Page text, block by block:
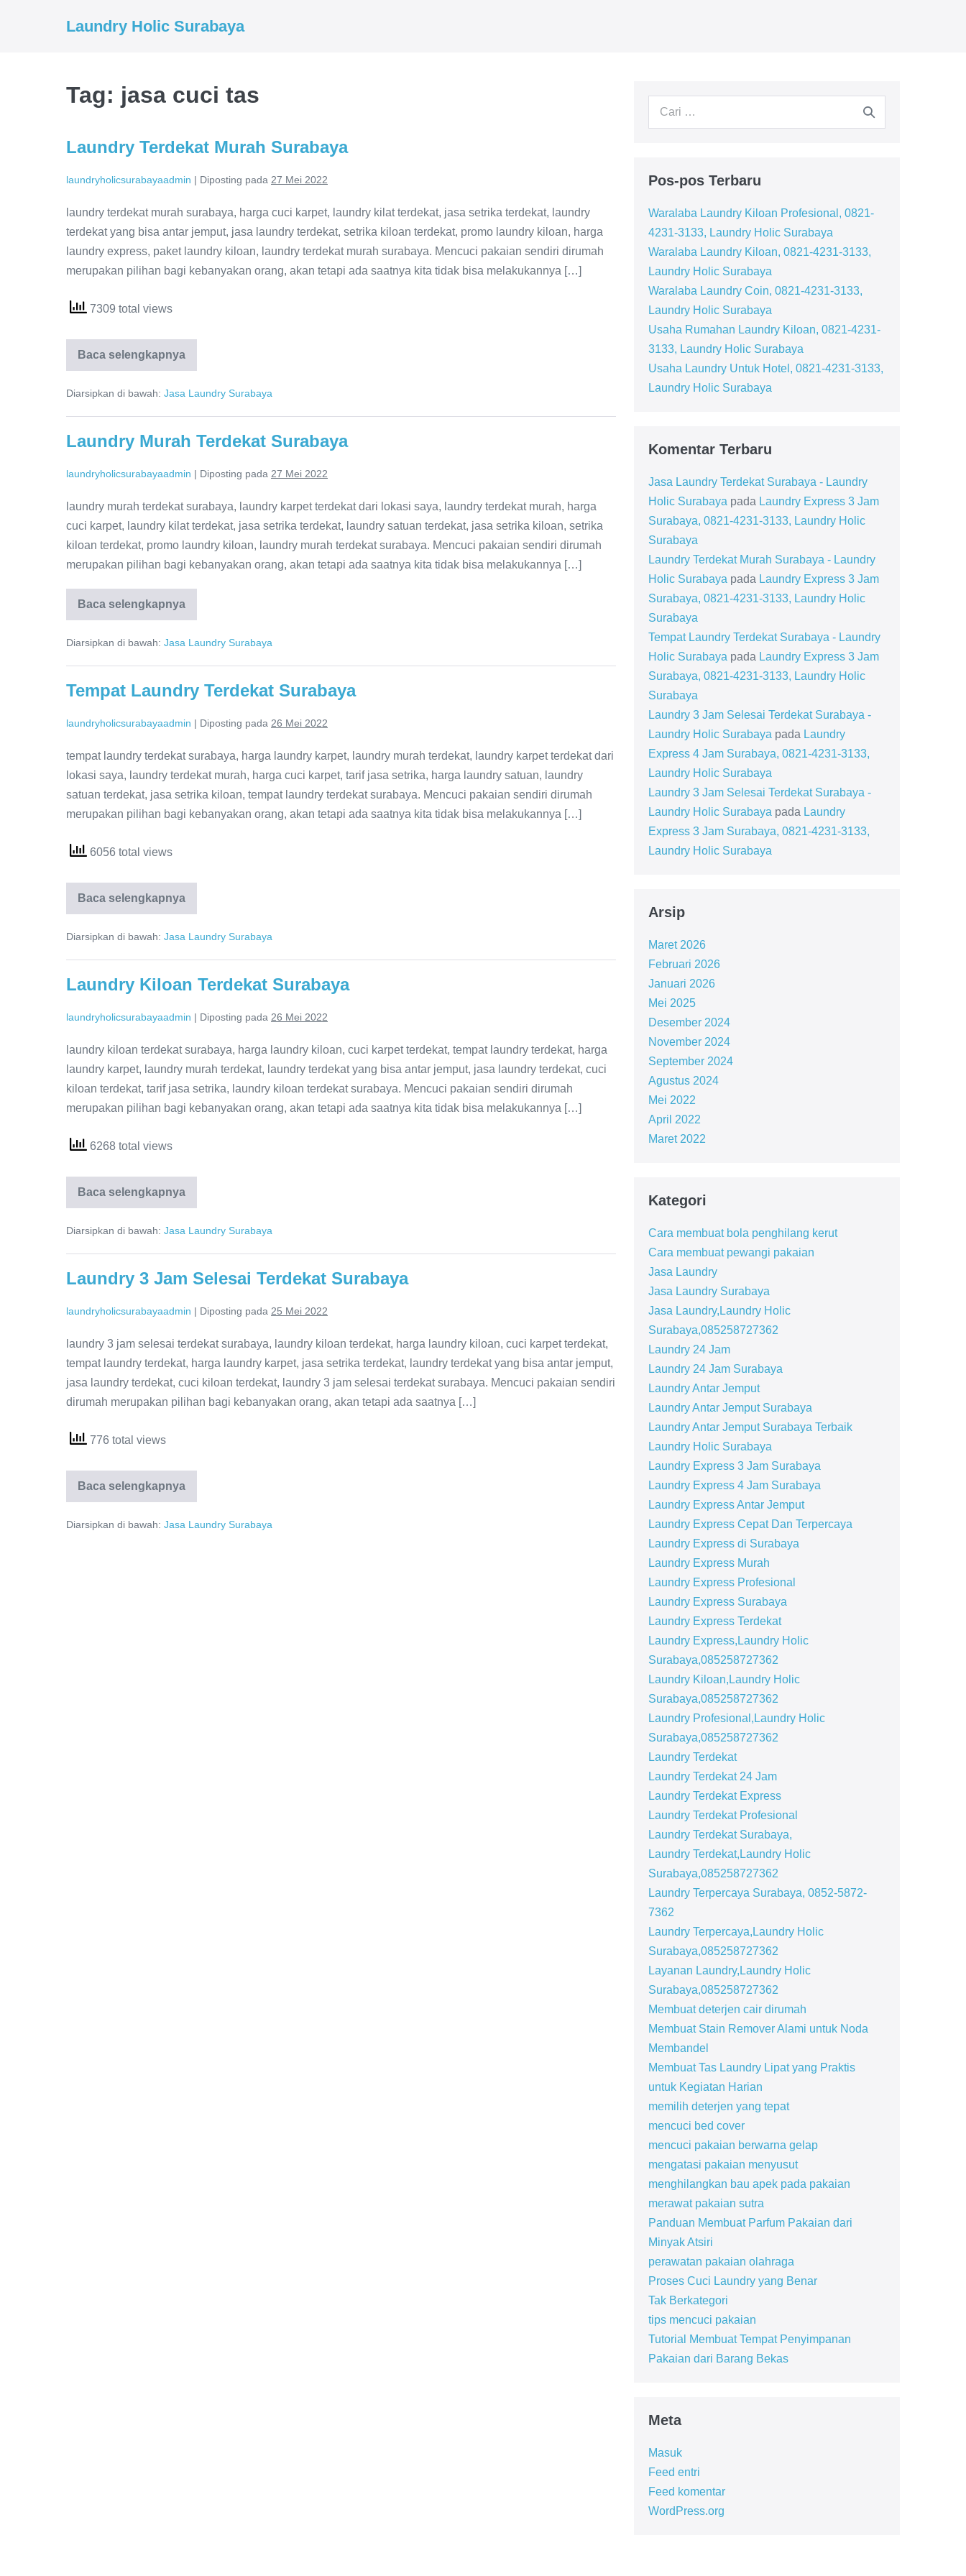
Laundry Holic Surabaya
Tag: jasa cuci tas
Laundry Terdekat Murah Surabaya
laundryholicsurabayaadmin | Diposting pada 27 Mei 2022
laundry terdekat murah surabaya, harga cuci karpet, laundry kilat terdekat, jasa setrika terdekat, laundry
terdekat yang bisa antar jemput, jasa laundry terdekat, setrika kiloan terdekat, promo laundry kiloan, harga
laundry express, paket laundry kiloan, laundry terdekat murah surabaya. Mencuci pakaian sendiri dirumah
merupakan pilihan bagi kebanyakan orang, akan tetapi ada saatnya kita tidak bisa melakukannya […]
7309 total views
Baca selengkapnya
Surabaya
Diarsipkan di bawah: Jasa Laundry Surabaya
Laundry Murah Terdekat Surabaya
laundryholicsurabayaadmin | Diposting pada 27 Mei 2022
laundry murah terdekat surabaya, laundry karpet terdekat dari lokasi saya, laundry terdekat murah, harga
cuci karpet, laundry kilat terdekat, jasa setrika terdekat, laundry satuan terdekat, jasa setrika kiloan, setrika
kiloan terdekat, promo laundry kiloan, laundry murah terdekat surabaya. Mencuci pakaian sendiri dirumah
merupakan pilihan bagi kebanyakan orang, akan tetapi ada saatnya kita tidak bisa melakukannya […]
Baca selengkapnya
Surabaya
Diarsipkan di bawah: Jasa Laundry Surabaya
Tempat Laundry Terdekat Surabaya
laundryholicsurabayaadmin | Diposting pada 26 Mei 2022
tempat laundry terdekat surabaya, harga laundry karpet, laundry murah terdekat, laundry karpet terdekat dari
lokasi saya, laundry terdekat murah, harga cuci karpet, tarif jasa setrika, harga laundry satuan, laundry
satuan terdekat, jasa setrika kiloan, tempat laundry terdekat surabaya. Mencuci pakaian sendiri dirumah
merupakan pilihan bagi kebanyakan orang, akan tetapi ada saatnya kita tidak bisa melakukannya […]
6056 total views
Baca selengkapnya
Surabaya
Diarsipkan di bawah: Jasa Laundry Surabaya
Laundry Kiloan Terdekat Surabaya
laundryholicsurabayaadmin | Diposting pada 26 Mei 2022
laundry kiloan terdekat surabaya, harga laundry kiloan, cuci karpet terdekat, tempat laundry terdekat, harga
laundry karpet, laundry murah terdekat, laundry terdekat yang bisa antar jemput, jasa laundry terdekat, cuci
kiloan terdekat, tarif jasa setrika, laundry kiloan terdekat surabaya. Mencuci pakaian sendiri dirumah
merupakan pilihan bagi kebanyakan orang, akan tetapi ada saatnya kita tidak bisa melakukannya […]
6268 total views
Baca selengkapnya
Surabaya
Diarsipkan di bawah: Jasa Laundry Surabaya
Laundry 3 Jam Selesai Terdekat Surabaya
laundryholicsurabayaadmin | Diposting pada 25 Mei 2022
laundry 3 jam selesai terdekat surabaya, laundry kiloan terdekat, harga laundry kiloan, cuci karpet terdekat,
tempat laundry terdekat, harga laundry karpet, jasa setrika terdekat, laundry terdekat yang bisa antar jemput,
jasa laundry terdekat, cuci kiloan terdekat, laundry 3 jam selesai terdekat surabaya. Mencuci pakaian sendiri
dirumah merupakan pilihan bagi kebanyakan orang, akan tetapi ada saatnya […]
776 total views
Baca selengkapnya
Selesai
Terdekat
Diarsipkan di bawah: Jasa Laundry Surabaya
Pencarian
Pos-pos Terbaru
Waralaba Laundry Kiloan Profesional, 0821-
4231-3133, Laundry Holic Surabaya
Waralaba Laundry Kiloan, 0821-4231-3133,
Laundry Holic Surabaya
Waralaba Laundry Coin, 0821-4231-3133,
Laundry Holic Surabaya
Usaha Rumahan Laundry Kiloan, 0821-4231-
3133, Laundry Holic Surabaya
Usaha Laundry Untuk Hotel, 0821-4231-3133,
Laundry Holic Surabaya
Komentar Terbaru
Jasa Laundry Terdekat Surabaya - Laundry
Holic Surabaya pada Laundry Express 3 Jam
Surabaya, 0821-4231-3133, Laundry Holic
Surabaya
Laundry Terdekat Murah Surabaya - Laundry
Holic Surabaya pada Laundry Express 3 Jam
Surabaya, 0821-4231-3133, Laundry Holic
Surabaya
Tempat Laundry Terdekat Surabaya - Laundry
Holic Surabaya pada Laundry Express 3 Jam
Surabaya, 0821-4231-3133, Laundry Holic
Surabaya
Laundry 3 Jam Selesai Terdekat Surabaya -
Laundry Holic Surabaya pada Laundry
Express 4 Jam Surabaya, 0821-4231-3133,
Laundry Holic Surabaya
Laundry 3 Jam Selesai Terdekat Surabaya -
Laundry Holic Surabaya pada Laundry
Express 3 Jam Surabaya, 0821-4231-3133,
Laundry Holic Surabaya
Arsip
Maret 2026
Februari 2026
Januari 2026
Mei 2025
Desember 2024
November 2024
September 2024
Agustus 2024
Mei 2022
April 2022
Maret 2022
Kategori
Cara membuat bola penghilang kerut
Cara membuat pewangi pakaian
Jasa Laundry
Jasa Laundry Surabaya
Jasa Laundry,Laundry Holic
Surabaya,085258727362
Laundry 24 Jam
Laundry 24 Jam Surabaya
Laundry Antar Jemput
Laundry Antar Jemput Surabaya
Laundry Antar Jemput Surabaya Terbaik
Laundry Holic Surabaya
Laundry Express 3 Jam Surabaya
Laundry Express 4 Jam Surabaya
Laundry Express Antar Jemput
Laundry Express Cepat Dan Terpercaya
Laundry Express di Surabaya
Laundry Express Murah
Laundry Express Profesional
Laundry Express Surabaya
Laundry Express Terdekat
Laundry Express,Laundry Holic
Surabaya,085258727362
Laundry Kiloan,Laundry Holic
Surabaya,085258727362
Laundry Profesional,Laundry Holic
Surabaya,085258727362
Laundry Terdekat
Laundry Terdekat 24 Jam
Laundry Terdekat Express
Laundry Terdekat Profesional
Laundry Terdekat Surabaya,
Laundry Terdekat,Laundry Holic
Surabaya,085258727362
Laundry Terpercaya Surabaya, 0852-5872-
7362
Laundry Terpercaya,Laundry Holic
Surabaya,085258727362
Layanan Laundry,Laundry Holic
Surabaya,085258727362
Membuat deterjen cair dirumah
Membuat Stain Remover Alami untuk Noda
Membandel
Membuat Tas Laundry Lipat yang Praktis
untuk Kegiatan Harian
memilih deterjen yang tepat
mencuci bed cover
mencuci pakaian berwarna gelap
mengatasi pakaian menyusut
menghilangkan bau apek pada pakaian
merawat pakaian sutra
Panduan Membuat Parfum Pakaian dari
Minyak Atsiri
perawatan pakaian olahraga
Proses Cuci Laundry yang Benar
Tak Berkategori
tips mencuci pakaian
Tutorial Membuat Tempat Penyimpanan
Pakaian dari Barang Bekas
Meta
Masuk
Feed entri
Feed komentar
WordPress.org